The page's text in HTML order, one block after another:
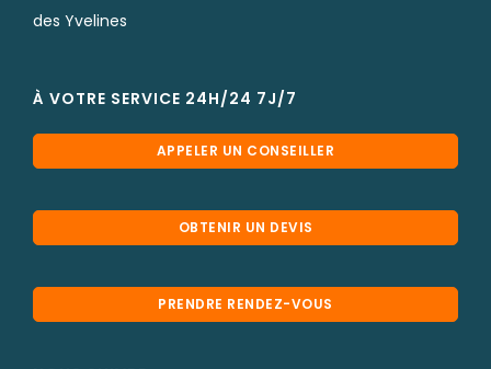
des Yvelines
À VOTRE SERVICE 24H/24 7J/7
APPELER UN CONSEILLER
OBTENIR UN DEVIS
PRENDRE RENDEZ-VOUS